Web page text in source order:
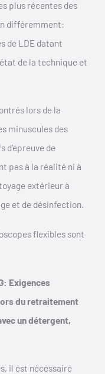
plus récentes des
différemment:
de LDE datant
de la technique et
lors de la
minuscules des
d’épreuve de
pas à la réalité ni à
extérieur à
et de désinfection.
flexibles sont
Exigences
du retraitement
un détergent,
il est nécessaire